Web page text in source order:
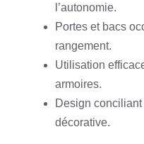
l’autonomie.
Portes et bacs
rangement.
Utilisation
armoires.
Design
décorative.